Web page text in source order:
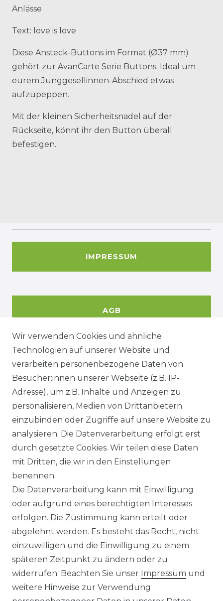
Anlässe
Text: love is love
Diese Ansteck-Buttons im Format (Ø37 mm)
gehört zur AvanCarte Serie Buttons. Ideal um
eurem Junggesellinnen-Abschied etwas
aufzupeppen.
Mit der kleinen Sicherheitsnadel auf der
Rückseite, könnt ihr den Button überall
befestigen.
IMPRESSUM
AGB
DATENSCHUTZERKÄRUNG
WIDERRUFSRECHT
KONTAKT
Sie sind Wiederverkäufer?
Sie erreichen uns unter :
https://avancarte.de/
oder telefonisch unter: 0421 - 434430
Wir versenden mit
Wir verwenden Cookies und ähnliche
Technologien auf unserer Website und
verarbeiten personenbezogene Daten von
Besucher:innen unserer Webseite (z.B. IP-
Adresse), um z.B. Inhalte und Anzeigen zu
personalisieren, Medien von Drittanbietern
einzubinden oder Zugriffe auf unsere Website zu
analysieren. Die Datenverarbeitung erfolgt erst
durch gesetzte Cookies. Wir teilen diese Daten
mit Dritten, die wir in den Einstellungen
benennen.
Die Datenverarbeitung kann mit Einwilligung
oder aufgrund eines berechtigten Interesses
erfolgen. Die Zustimmung kann erteilt oder
abgelehnt werden. Es besteht das Recht, nicht
einzuwilligen und die Einwilligung zu einem
späteren Zeitpunkt zu ändern oder zu
widerrufen. Beachten Sie unser Impressum und
weitere Hinweise zur Verwendung